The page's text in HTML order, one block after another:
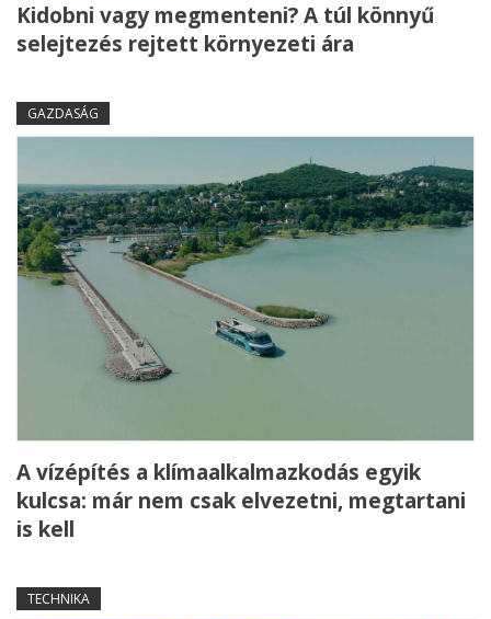
Kidobni vagy megmenteni? A túl könnyű
selejtezés rejtett környezeti ára
GAZDASÁG
A vízépítés a klímaalkalmazkodás egyik
kulcsa: már nem csak elvezetni, megtartani
is kell
TECHNIKA